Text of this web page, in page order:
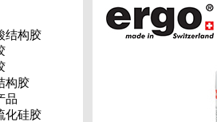
结构胶
构胶
品
化硅胶